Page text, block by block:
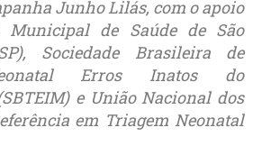
Junho Lilás, com o apoio
Municipal de Saúde de São
Sociedade Brasileira de
Erros Inatos do
e União Nacional dos
em Triagem Neonatal